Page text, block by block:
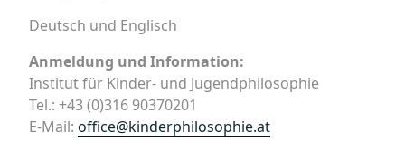
Deutsch und Englisch
Anmeldung und Information:
Institut für Kinder- und Jugendphilosophie
Tel.: +43 (0)316 90370201
E-Mail: office@kinderphilosophie.at